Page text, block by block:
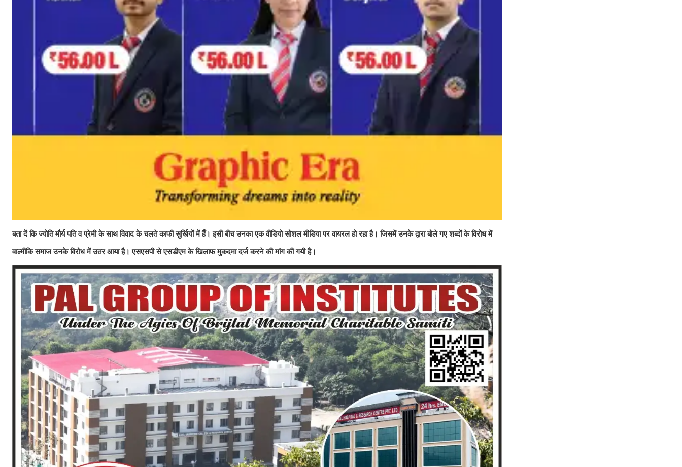
बता दें कि ज्योति मौर्य पति व प्रेमी के साथ विवाद के चलते काफी सुर्खियों में हैँ। इसी बीच उनका एक वीडियो सोशल मीडिया पर वायरल हो रहा है। जिसमें उनके द्वारा बोले गए शब्दों के विरोध में
वाल्मीकि समाज उनके विरोध में उतर आया है। एसएसपी से एसडीएम के खिलाफ मुकदमा दर्ज करने की मांग की गयी है।